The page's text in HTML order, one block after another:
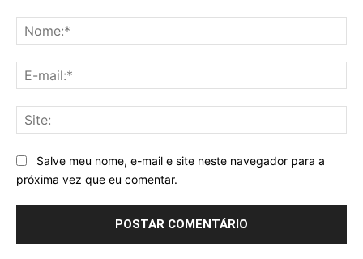
Salve meu nome, e-mail e site neste navegador para a
próxima vez que eu comentar.